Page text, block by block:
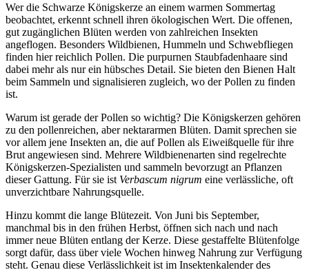
Wer die Schwarze Königskerze an einem warmen Sommertag
beobachtet, erkennt schnell ihren ökologischen Wert. Die offenen,
gut zugänglichen Blüten werden von zahlreichen Insekten
angeflogen. Besonders Wildbienen, Hummeln und Schwebfliegen
finden hier reichlich Pollen. Die purpurnen Staubfadenhaare sind
dabei mehr als nur ein hübsches Detail. Sie bieten den Bienen Halt
beim Sammeln und signalisieren zugleich, wo der Pollen zu finden
ist.
Warum ist gerade der Pollen so wichtig? Die Königskerzen gehören
zu den pollenreichen, aber nektararmen Blüten. Damit sprechen sie
vor allem jene Insekten an, die auf Pollen als Eiweißquelle für ihre
Brut angewiesen sind. Mehrere Wildbienenarten sind regelrechte
Königskerzen-Spezialisten und sammeln bevorzugt an Pflanzen
dieser Gattung. Für sie ist Verbascum nigrum eine verlässliche, oft
unverzichtbare Nahrungsquelle.
Hinzu kommt die lange Blütezeit. Von Juni bis September,
manchmal bis in den frühen Herbst, öffnen sich nach und nach
immer neue Blüten entlang der Kerze. Diese gestaffelte Blütenfolge
sorgt dafür, dass über viele Wochen hinweg Nahrung zur Verfügung
steht. Genau diese Verlässlichkeit ist im Insektenkalender des